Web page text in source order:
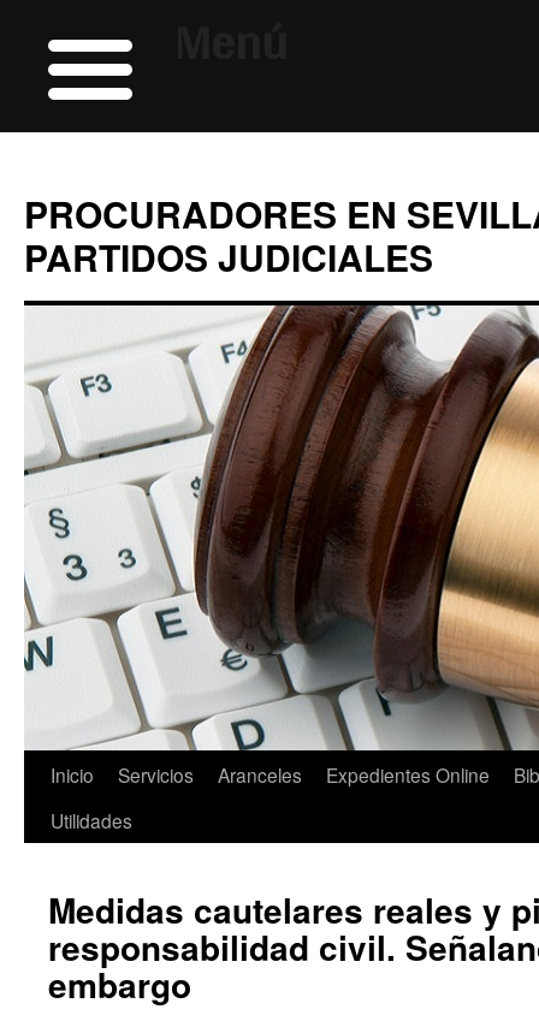
PROCURADORES EN
PARTIDOS JUDICIALES
Saltar
Inicio Servicios Aranceles Expedientes Online
Utilidades
Medidas cautelares reales y
responsabilidad civil.
embargo